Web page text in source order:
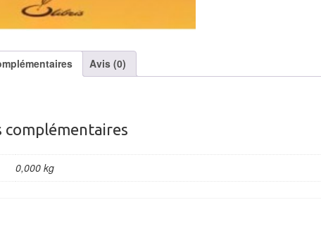
Avis (0)
0,000 kg